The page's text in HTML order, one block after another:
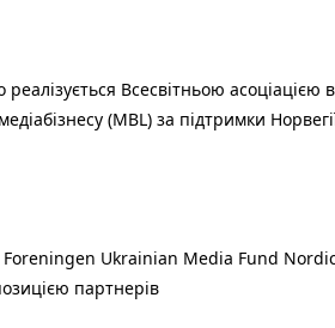
Всесвітньою асоціацією
(MBL) за підтримки
Foreningen Ukrainian Media Fund
партнерів